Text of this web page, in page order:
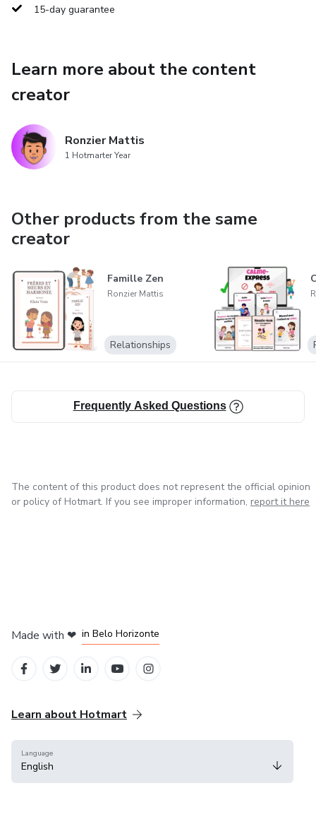
15-day guarantee
Learn more about the content
creator
Ronzier Mattis
1 Hotmarter Year
Other products from the same
creator
Famille Zen
Ronzier Mattis
Relationships
Frequently Asked Questions
The content of this product does not represent the official opinion
or policy of Hotmart. If you see improper information, report it here
Made with ❤ in Belo Horizonte
Learn about Hotmart
Language
English